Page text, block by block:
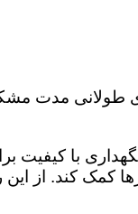
طولانی مدت
با کیفیت
کمک کند. از